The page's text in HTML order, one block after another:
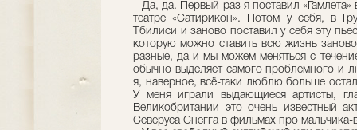
– Да, да. Первый раз я поставил
театре «Сатирикон». Потом у себя, в
Тбилиси и заново поставил у себя эту
которую можно ставить всю жизнь
разные, да и мы можем меняться с
обычно выделяет самого проблемного и
я, наверное, всё-таки люблю больше
У меня играли выдающиеся артисты,
Великобритании это очень известный
Северуса Снегга в фильмах про